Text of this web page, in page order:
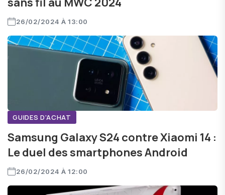
26/02/2024 À 13:00
GUIDES D'ACHAT
Samsung Galaxy S24 contre Xiaomi 14 :
Le duel des smartphones Android
26/02/2024 À 12:00